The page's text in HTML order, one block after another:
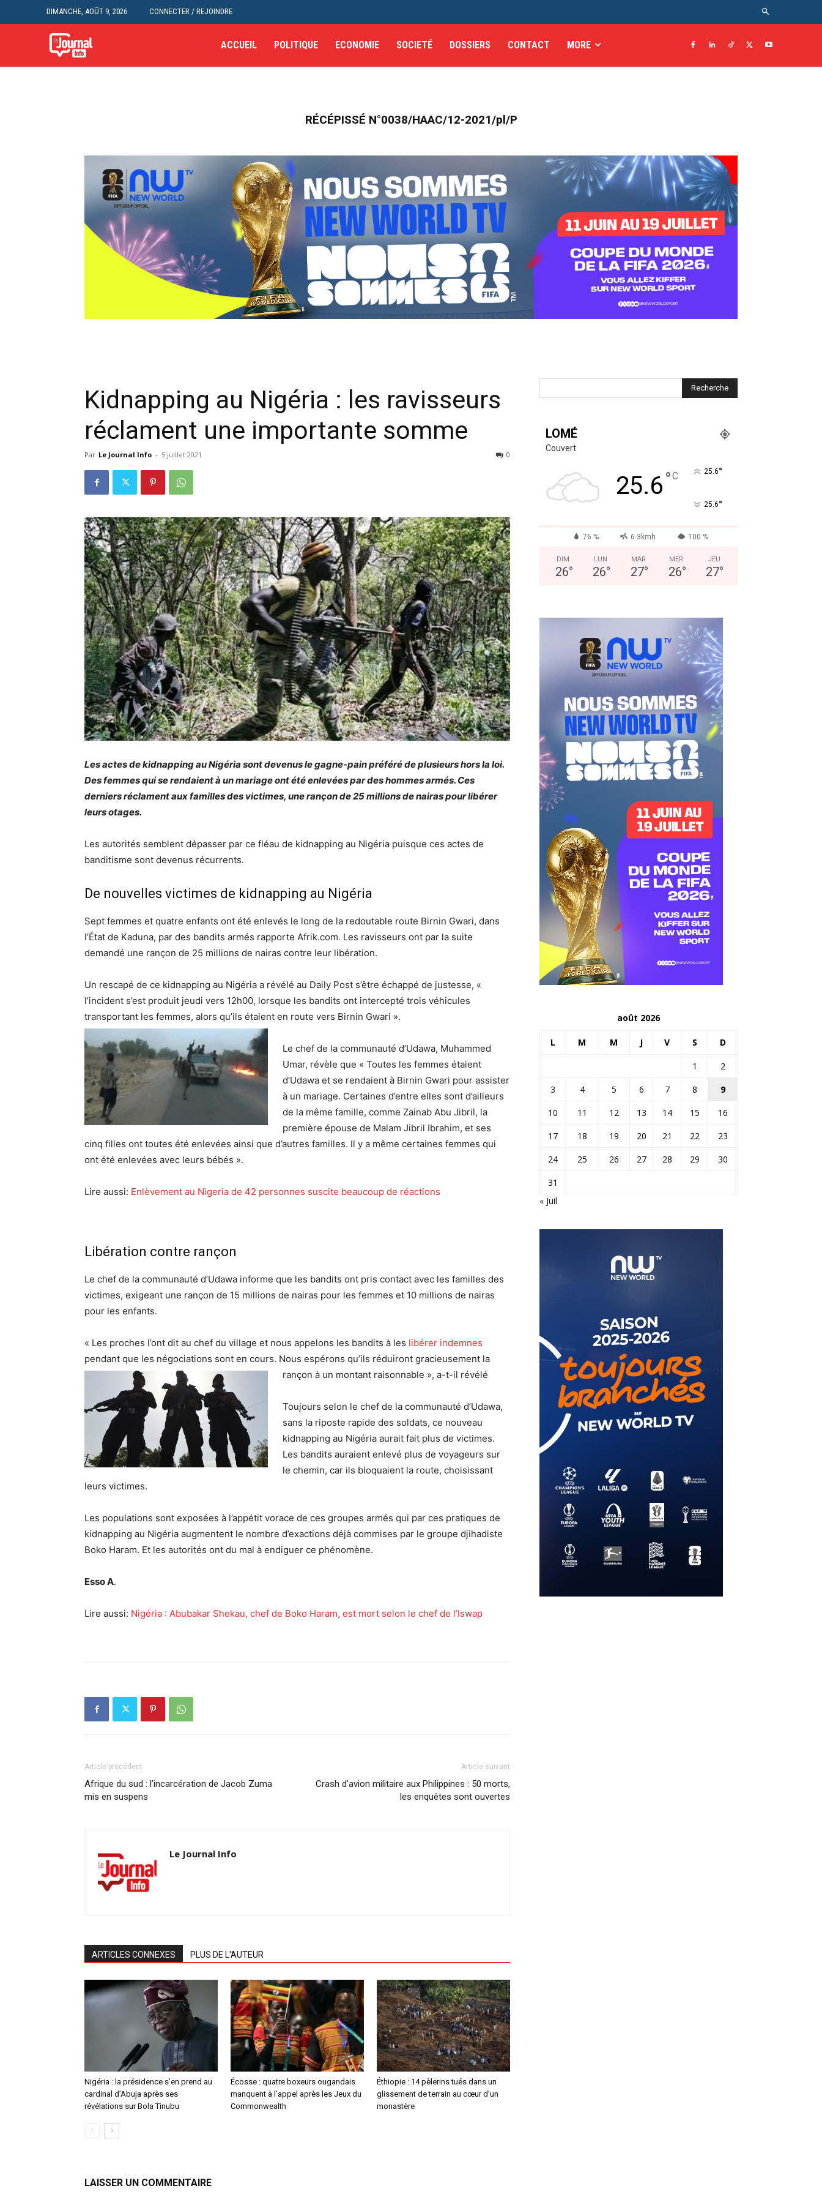
DIMANCHE, AOÛT 9, 2026 CONNECTER / REJOINDRE
ACCUEIL POLITIQUE ECONOMIE SOCIETÉ DOSSIERS CONTACT MORE
RÉCÉPISSÉ N°0038/HAAC/12-2021/pl/P
Kidnapping au Nigéria : les ravisseurs
réclament une importante somme
Par Le Journal Info - 5 juillet 2021 0
Les actes de kidnapping au Nigéria sont devenus le gagne-pain préféré de plusieurs hors la loi.
Des femmes qui se rendaient à un mariage ont été enlevées par des hommes armés. Ces
derniers réclament aux familles des victimes, une rançon de 25 millions de nairas pour libérer
leurs otages.
Les autorités semblent dépasser par ce fléau de kidnapping au Nigéria puisque ces actes de
banditisme sont devenus récurrents.
De nouvelles victimes de kidnapping au Nigéria
Sept femmes et quatre enfants ont été enlevés le long de la redoutable route Birnin Gwari, dans
l’État de Kaduna, par des bandits armés rapporte Afrik.com. Les ravisseurs ont par la suite
demandé une rançon de 25 millions de nairas contre leur libération.
Un rescapé de ce kidnapping au Nigéria a révélé au Daily Post s’être échappé de justesse, «
l’incident s’est produit jeudi vers 12h00, lorsque les bandits ont intercepté trois véhicules
transportant les femmes, alors qu’ils étaient en route vers Birnin Gwari ».
Le chef de la communauté d’Udawa, Muhammed
Umar, révèle que « Toutes les femmes étaient
d’Udawa et se rendaient à Birnin Gwari pour assister
à un mariage. Certaines d’entre elles sont d’ailleurs
de la même famille, comme Zainab Abu Jibril, la
première épouse de Malam Jibril Ibrahim, et ses
cinq filles ont toutes été enlevées ainsi que d’autres familles. Il y a même certaines femmes qui
ont été enlevées avec leurs bébés ».
Lire aussi: Enlèvement au Nigeria de 42 personnes suscite beaucoup de réactions
Libération contre rançon
Le chef de la communauté d’Udawa informe que les bandits ont pris contact avec les familles des
victimes, exigeant une rançon de 15 millions de nairas pour les femmes et 10 millions de nairas
pour les enfants.
« Les proches l’ont dit au chef du village et nous appelons les bandits à les libérer indemnes
pendant que les négociations sont en cours. Nous espérons qu’ils réduiront gracieusement la
rançon à un montant raisonnable », a-t-il révélé
Toujours selon le chef de la communauté d’Udawa,
sans la riposte rapide des soldats, ce nouveau
kidnapping au Nigéria aurait fait plus de victimes.
Les bandits auraient enlevé plus de voyageurs sur
le chemin, car ils bloquaient la route, choisissant
leurs victimes.
Les populations sont exposées à l’appétit vorace de ces groupes armés qui par ces pratiques de
kidnapping au Nigéria augmentent le nombre d’exactions déjà commises par le groupe djihadiste
Boko Haram. Et les autorités ont du mal à endiguer ce phénomène.
Esso A.
Lire aussi: Nigéria : Abubakar Shekau, chef de Boko Haram, est mort selon le chef de l’Iswap
Article précédent
Afrique du sud : l’incarcération de Jacob Zuma
mis en suspens
Article suivant
Crash d’avion militaire aux Philippines : 50 morts,
les enquêtes sont ouvertes
Le Journal Info
ARTICLES CONNEXES PLUS DE L'AUTEUR
Nigéria : la présidence s’en prend au
cardinal d’Abuja après ses
révélations sur Bola Tinubu
Écosse : quatre boxeurs ougandais
manquent à l’appel après les Jeux du
Commonwealth
Éthiopie : 14 pèlerins tués dans un
glissement de terrain au cœur d’un
monastère
LAISSER UN COMMENTAIRE
LOMÉ
Couvert
25.6°C 25.6°
25.6°
76 % 6.3kmh 100 %
DIM
26°
LUN
26°
MAR
27°
MER
26°
JEU
27°
août 2026
L M M J V S D
1
2
3
4 5 6 7 8
9
10
11 12 13 14 15
16
17
18 19 20 21 22
23
24
25 26 27 28 29
30
31
« Juil